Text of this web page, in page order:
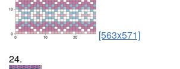
[563x571]
24.